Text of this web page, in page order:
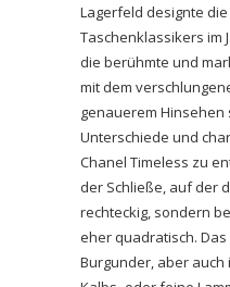
Lagerfeld designte
Taschenklassikers im
die berühmte und
mit dem
genauerem Hinsehen
Unterschiede und
Chanel Timeless zu
der Schließe, auf der
rechteckig, sondern
eher quadratisch.
Burgunder, aber auch